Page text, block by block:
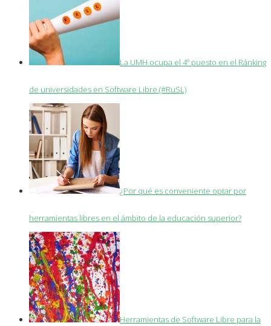
La UMH ocupa el 4º puesto en el Ránking
de universidades en Software Libre (#RuSL)
¿Por qué es conveniente optar por
herramientas libres en el ámbito de la educación superior?
Herramientas de Software Libre para la